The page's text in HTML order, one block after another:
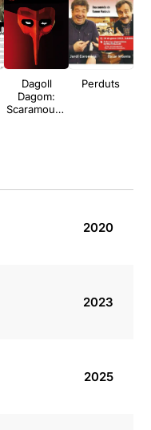
Dagoll
Dagom:
Scaramouch
Perduts
2020
2023
2025